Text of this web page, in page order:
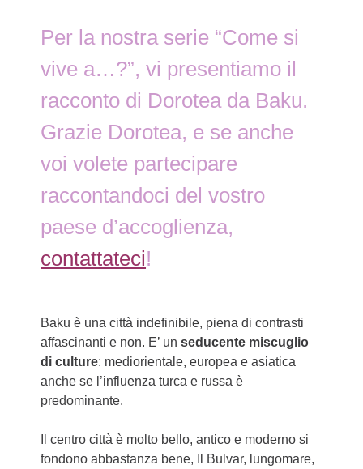
Per la nostra serie “Come si
vive a…?”, vi presentiamo il
racconto di Dorotea da Baku.
Grazie Dorotea, e se anche
voi volete partecipare
raccontandoci del vostro
paese d’accoglienza,
contattateci!
Baku è una città indefinibile, piena di contrasti
affascinanti e non. E’ unseducente miscuglio
di culture: mediorientale, europea e asiatica
anche se l’influenza turca e russa è
predominante.
Il centro città è molto bello, antico e moderno si
fondono abbastanza bene, Il Bulvar, lungomare,